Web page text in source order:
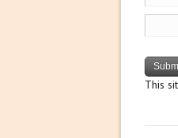
This